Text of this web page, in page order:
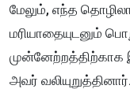
மேலும், எந்த
மரியாதையுடனும்
அவர் வலியுறுத்தினார்.